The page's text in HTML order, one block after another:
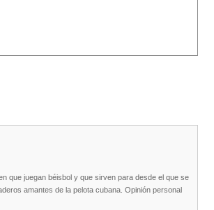
que juegan béisbol y que sirven para desde el que se
amantes de la pelota cubana. Opinión personal